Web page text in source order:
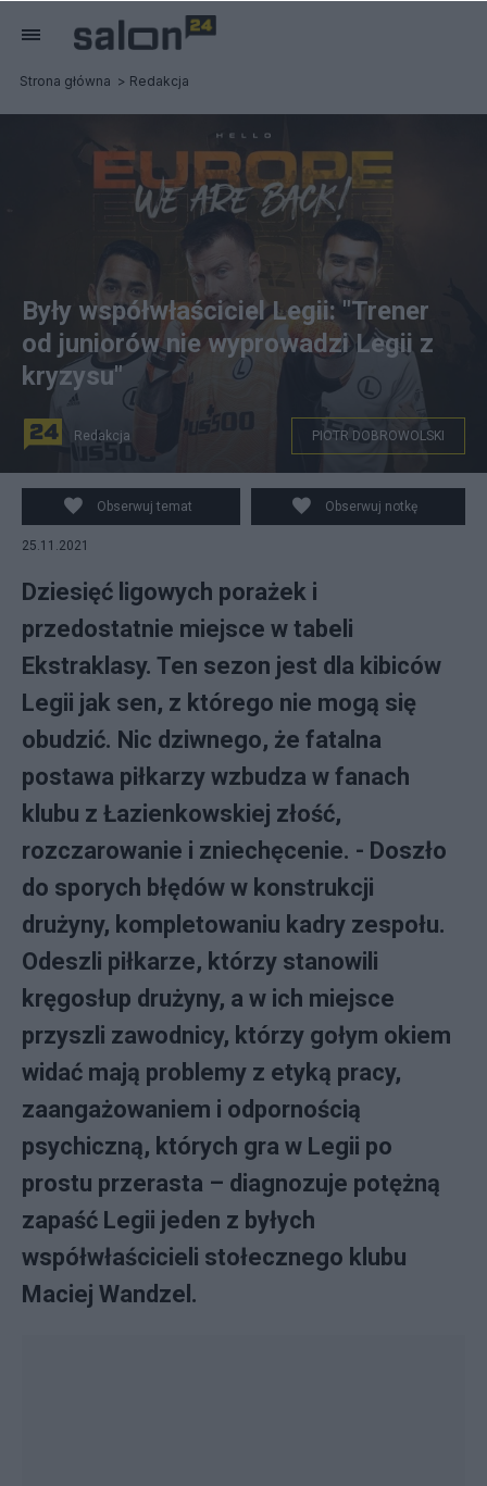
Strona główna Redakcja
Legia Warszawa w potężnych tarapatach.
Były współwłaściciel Legii: "Trener
od juniorów nie wyprowadzi Legii z
kryzysu"
Redakcja PIOTR DOBROWOLSKI
Obserwuj temat Obserwuj notkę
25.11.2021
Dziesięć ligowych porażek i
przedostatnie miejsce w tabeli
Ekstraklasy. Ten sezon jest dla kibiców
Legii jak sen, z którego nie mogą się
obudzić. Nic dziwnego, że fatalna
postawa piłkarzy wzbudza w fanach
klubu z Łazienkowskiej złość,
rozczarowanie i zniechęcenie. - Doszło
do sporych błędów w konstrukcji
drużyny, kompletowaniu kadry zespołu.
Odeszli piłkarze, którzy stanowili
kręgosłup drużyny, a w ich miejsce
przyszli zawodnicy, którzy gołym okiem
widać mają problemy z etyką pracy,
zaangażowaniem i odpornością
psychiczną, których gra w Legii po
prostu przerasta – diagnozuje potężną
zapaść Legii jeden z byłych
współwłaścicieli stołecznego klubu
Maciej Wandzel.